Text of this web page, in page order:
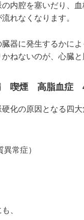
内腔を塞いだり、
れなくなります。
臓器に発生するかに
ねないのが、心臓と
喫煙 高脂血症 4
化の原因となる四大
常症）
、